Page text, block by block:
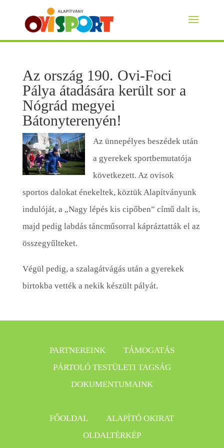
Az ország 190. Ovi-Foci
Pálya átadására került sor a
Nógrád megyei
Bátonyterenyén!
Az ünnepélyes beszédek után
a gyerekek sportbemutatója
következett. Az ovisok
sportos dalokat énekeltek, köztük Alapítványunk
indulóját, a „Nagy lépés kis cipőben” című dalt is,
majd pedig labdás táncműsorral kápráztatták el az
összegyűlteket.
Végül pedig, a szalagátvágás után a gyerekek
birtokba vették a nekik készült pályát.
PARTNEREINK
TÁMOGATÁS
PÁRTOLÓ TESTÜLETI TAGSÁG
DOKUMENTUMAINK
FŐOLDAL
ALAPÍTÓ OKIRAT
OLDALTÉRKÉP